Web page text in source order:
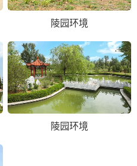
陵园环境
陵园环境